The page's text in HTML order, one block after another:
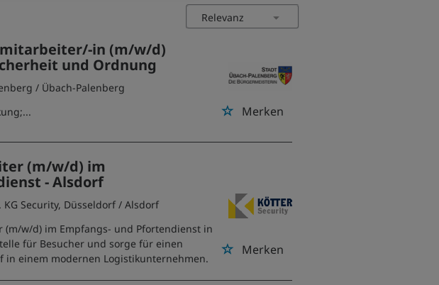
in (m/w/d)
und Ordnung
Merken
/ Übach-Palenberg
(m/w/d) im
- Alsdorf
Merken
KG Security, Düsseldorf / Alsdorf
w/d) im Empfangs- und Pfortendienst in
für Besucher und sorge für einen
in einem modernen Logistikunternehmen.